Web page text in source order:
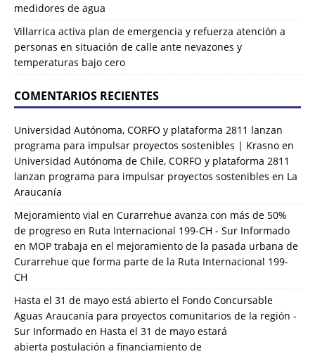
medidores de agua
Villarrica activa plan de emergencia y refuerza atención a
personas en situación de calle ante nevazones y
temperaturas bajo cero
COMENTARIOS RECIENTES
Universidad Autónoma, CORFO y plataforma 2811 lanzan
programa para impulsar proyectos sostenibles | Krasno en
Universidad Autónoma de Chile, CORFO y plataforma 2811
lanzan programa para impulsar proyectos sostenibles en La
Araucanía
Mejoramiento vial en Curarrehue avanza con más de 50%
de progreso en Ruta Internacional 199-CH - Sur Informado
en MOP trabaja en el mejoramiento de la pasada urbana de
Curarrehue que forma parte de la Ruta Internacional 199-
CH
Hasta el 31 de mayo está abierto el Fondo Concursable
Aguas Araucanía para proyectos comunitarios de la región -
Sur Informado en Hasta el 31 de mayo estará
abierta postulación a financiamiento de